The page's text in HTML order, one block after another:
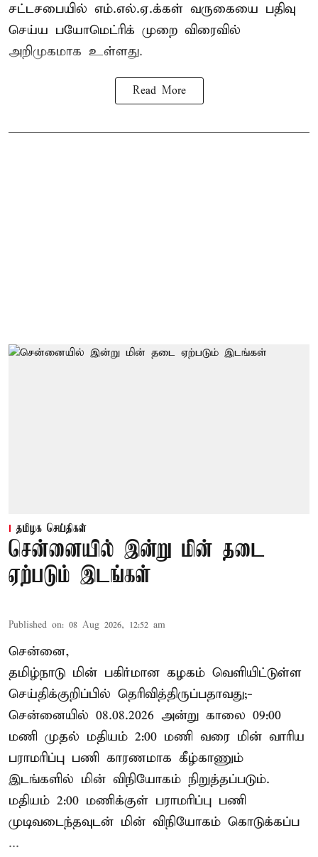
சட்டசபையில் எம்.எல்.ஏ.க்கள் வருகையை பதிவு
செய்ய பயோமெட்ரிக் முறை விரைவில்
அறிமுகமாக உள்ளது.
Read More
தமிழக செய்திகள்
சென்னையில் இன்று மின் தடை
ஏற்படும் இடங்கள்
Published on: 08 Aug 2026, 12:52 am
சென்னை,
தமிழ்நாடு மின் பகிர்மான கழகம் வெளியிட்டுள்ள
செய்திக்குறிப்பில் தெரிவித்திருப்பதாவது;-
சென்னையில் 08.08.2026 அன்று காலை 09:00
மணி முதல் மதியம் 2:00 மணி வரை மின் வாரிய
பராமரிப்பு பணி காரணமாக கீழ்காணும்
இடங்களில் மின் விநியோகம் நிறுத்தப்படும்.
மதியம் 2:00 மணிக்குள் பராமரிப்பு பணி
முடிவடைந்தவுடன் மின் விநியோகம் கொடுக்கப்ப
...